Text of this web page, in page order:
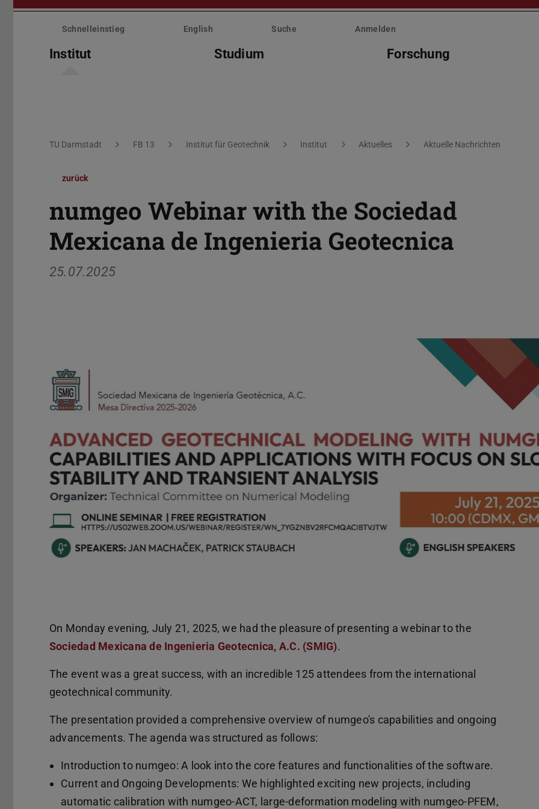
Menü
überspringenSchnelleinstieg English Suche Anmelden
Institut Studium Forschung
Sie befinden sich hier:
TU Darmstadt FB 13 Institut für Geotechnik Institut Aktuelles Aktuelle Nachrichten
zurück
numgeo Webinar with the Sociedad
Mexicana de Ingenieria Geotecnica
25.07.2025
On Monday evening, July 21, 2025, we had the pleasure of presenting a webinar to the
Sociedad Mexicana de Ingenieria Geotecnica, A.C. (SMIG).
The event was a great success, with an incredible 125 attendees from the international
geotechnical community.
The presentation provided a comprehensive overview of numgeo's capabilities and ongoing
advancements. The agenda was structured as follows:
Introduction to numgeo: A look into the core features and functionalities of the software.
Current and Ongoing Developments: We highlighted exciting new projects, including
automatic calibration with numgeo-ACT, large-deformation modeling with numgeo-PFEM,